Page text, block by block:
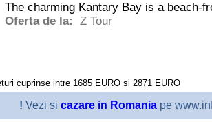
The charming Kantary Bay is a beach-
Oferta de la:
Z Tour
cuprinse intre 1685 EURO si 2871 EURO
! Vezi si cazare in Romania pe